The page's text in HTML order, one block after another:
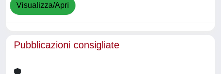
Visualizza/Apri
Pubblicazioni consigliate